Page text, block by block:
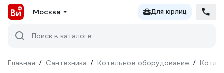
Москва Для юрлиц
Поиск в каталоге
Главная / Сантехника / Котельное оборудование / Котлы